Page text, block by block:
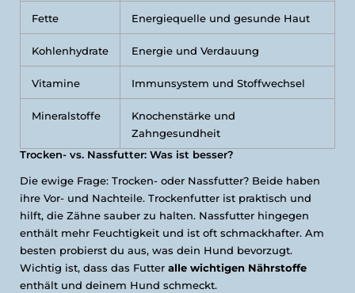
Fette Energiequelle und gesunde Haut
Kohlenhydrate Energie und Verdauung
Vitamine Immunsystem und Stoffwechsel
Mineralstoffe
Knochenstärke und
Zahngesundheit
Trocken- vs. Nassfutter: Was ist besser?
Die ewige Frage: Trocken- oder Nassfutter? Beide haben
ihre Vor- und Nachteile. Trockenfutter ist praktisch und
hilft, die Zähne sauber zu halten. Nassfutter hingegen
enthält mehr Feuchtigkeit und ist oft schmackhafter. Am
besten probierst du aus, was dein Hund bevorzugt.
Wichtig ist, dass das Futter alle wichtigen Nährstoffe
enthält und deinem Hund schmeckt.